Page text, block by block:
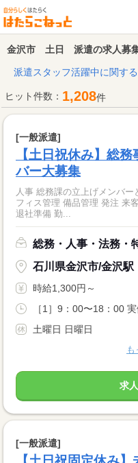
金沢市 土日 派遣の求人募
派遣スタッフ活躍中に関す
ヒット件数： 1,208件
[一般派遣]
【土日祝休み】総
バー大募集
人事 総務課の立上げメンバー
フィス管理 備品管理 発注 来客対応 郵便仕分
退社準備 勤...
総務・人事・法務・
石川県金沢市/金沢駅
時給1,300円～
［1］9：00〜18：00
土曜日 日曜日
も
求
[一般派遣]